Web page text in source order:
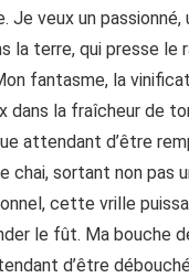
Je veux un passionné,
la terre, qui presse le
fantasme, la
dans la fraîcheur de
attendant d’être
chai, sortant non pas
cette vrille
le fût. Ma bouche
d’être